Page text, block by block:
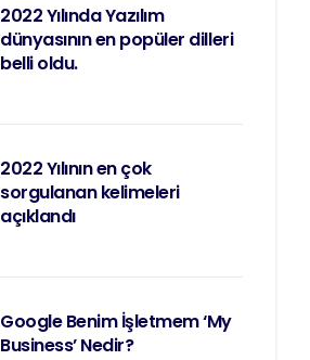
2022 Yılında Yazılım
dünyasının en popüler dilleri
belli oldu.
2022 Yılının en çok
sorgulanan kelimeleri
açıklandı
Google Benim İşletmem ‘My
Business’ Nedir?